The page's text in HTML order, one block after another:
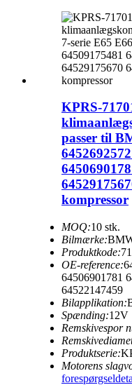
KPRS-
passer til
kompressor
MOQ:10 stk.
Bilmærke:
Produktkode:
OE-reference:
64506901781
64522147459
Bilapplikation:
Spænding:12V
Remskivespor
Produktserie:
Motorens
forespørgsel